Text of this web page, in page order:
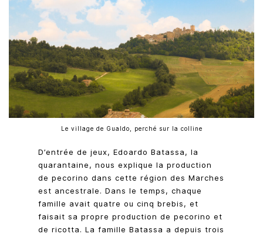
Le village de Gualdo, perché sur la colline
D’entrée de jeux, Edoardo Batassa, la
quarantaine, nous explique la production
de pecorino dans cette région des Marches
est ancestrale. Dans le temps, chaque
famille avait quatre ou cinq brebis, et
faisait sa propre production de pecorino et
de ricotta. La famille Batassa a depuis trois